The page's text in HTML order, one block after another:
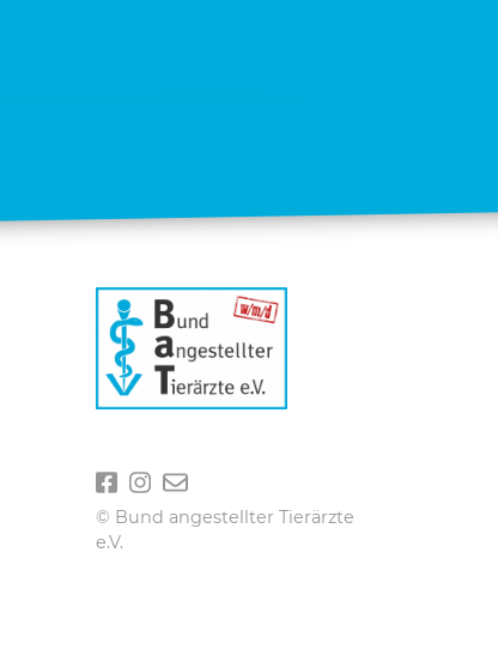
© Bund angestellter Tierärzte
e.V.